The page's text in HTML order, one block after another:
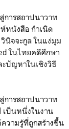
การสถาปนาวาท
หนังสือ กำเนิด
นิจจะกูล ในแง่มุม
ในไทยคดีศึกษา
ะปัญหาในเชิงวิธี
การสถาปนาวาท
เป็นหนึ่งในงาน
วามรู้ที่ถูกสร้างขึ้น